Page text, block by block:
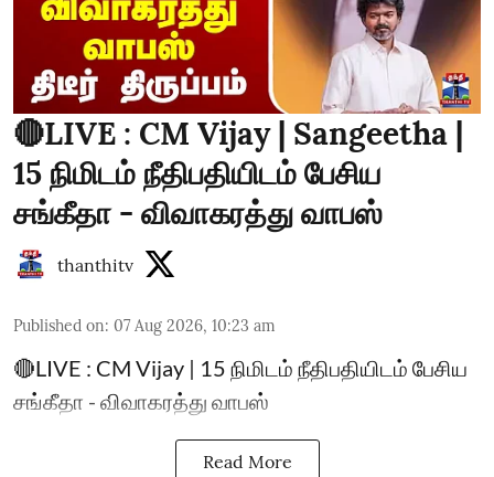
🔴LIVE : CM Vijay | Sangeetha |
15 நிமிடம் நீதிபதியிடம் பேசிய
சங்கீதா - விவாகரத்து வாபஸ்
thanthitv
Published on: 07 Aug 2026, 10:23 am
🔴LIVE : CM Vijay | 15 நிமிடம் நீதிபதியிடம் பேசிய
சங்கீதா - விவாகரத்து வாபஸ்
Read More